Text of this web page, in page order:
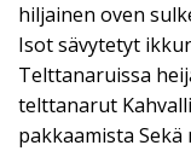
hiljainen oven
Isot sävytetyt
Telttanaruissa
telttanarut
pakkaamista